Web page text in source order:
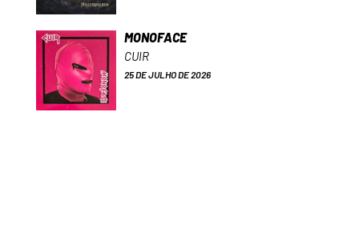
MONOFACE
CUIR
25 DE JULHO DE 2026